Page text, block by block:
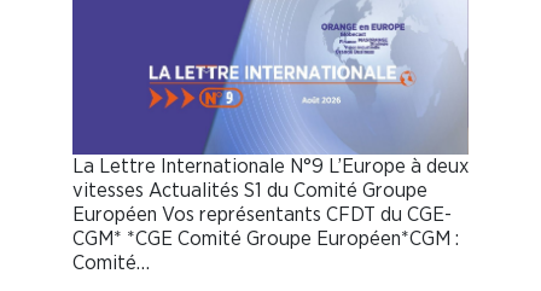
La Lettre Internationale N°9 L’Europe à deux
vitesses Actualités S1 du Comité Groupe
Européen Vos représentants CFDT du CGE-
CGM* *CGE Comité Groupe Européen*CGM :
Comité…